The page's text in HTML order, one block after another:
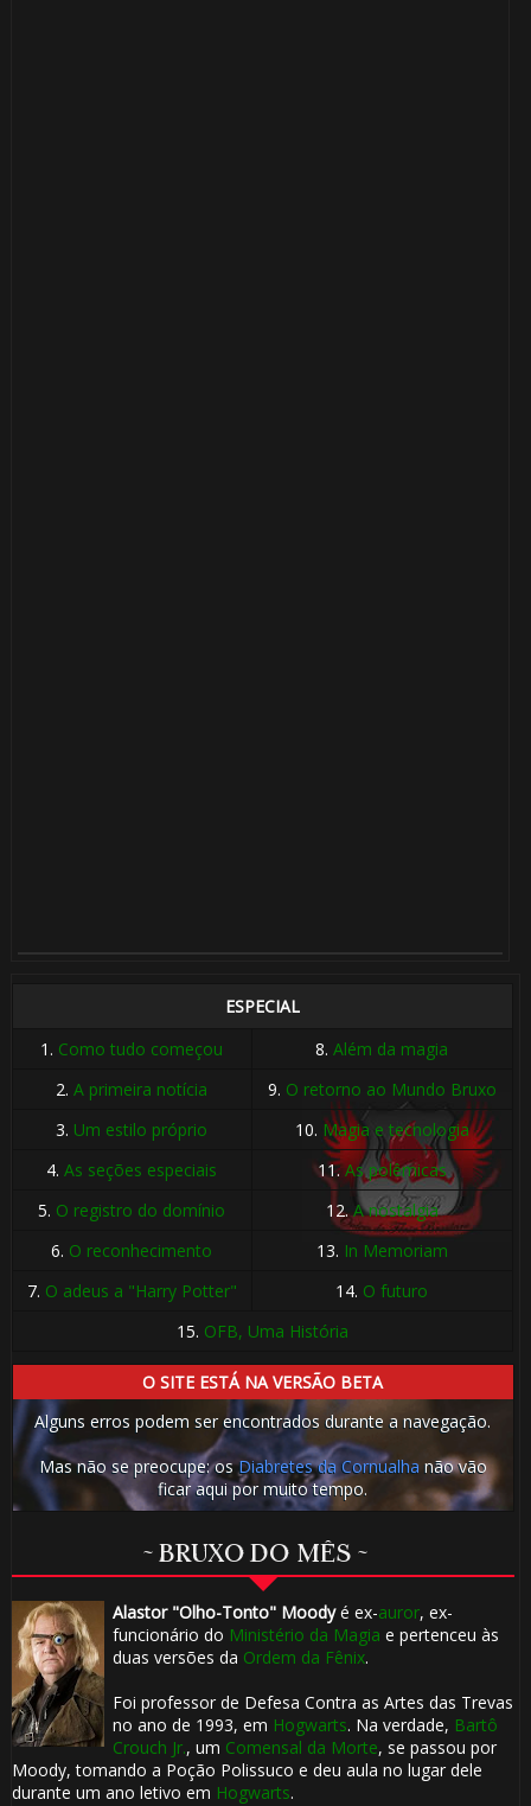
ESPECIAL
1. Como tudo começou 8.Além da magia
2.A primeira notícia 9. O retorno ao Mundo Bruxo
3. Um estilo próprio 10. Magia e tecnologia
4.As seções especiais 11.As polêmicas
5. O registro do domínio 12.A nostalgia
6. O reconhecimento 13. In Memoriam
7. O adeus a "Harry Potter" 14. O futuro
15. OFB, Uma História
O SITE ESTÁ NA VERSÃO BETA
Alguns erros podem ser encontrados durante a navegação.
Mas não se preocupe: osDiabretes da Cornualha não vão
ficar aqui por muito tempo.
~ BRUXO DO MÊS ~
Alastor "Olho-Tonto" Moodyé ex-auror, ex-
funcionário do Ministério da Magia e pertenceu às
duas versões da Ordem da Fênix.
Foi professor de Defesa Contra as Artes das Trevas
no ano de 1993, em Hogwarts. Na verdade, Bartô
Crouch Jr., um Comensal da Morte, se passou por
Moody, tomando a Poção Polissuco e deu aula no lugar dele
durante um ano letivo em Hogwarts.